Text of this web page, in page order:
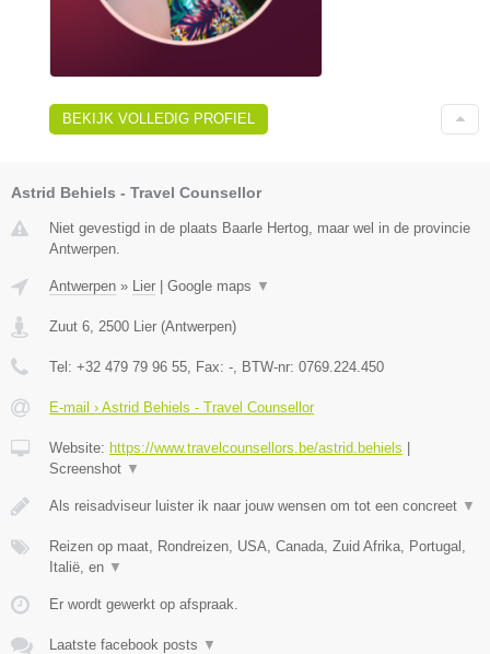
BEKIJK VOLLEDIG PROFIEL
Astrid Behiels - Travel Counsellor
Niet gevestigd in de plaats Baarle Hertog, maar wel in de provincie
Antwerpen.
Antwerpen » Lier Google maps ▼
Zuut 6 2500 Lier (Antwerpen)
Tel: +32 479 79 96 55 , Fax: - , BTW-nr: 0769.224.450
E-mail › Astrid Behiels - Travel Counsellor
Website: https://www.travelcounsellors.be/astrid.behiels
Screenshot ▼
Als reisadviseur luister ik naar jouw wensen om tot een concreet ▼
Reizen op maat, Rondreizen, USA, Canada, Zuid Afrika, Portugal,
Italië, en ▼
Er wordt gewerkt op afspraak.
Laatste facebook posts ▼